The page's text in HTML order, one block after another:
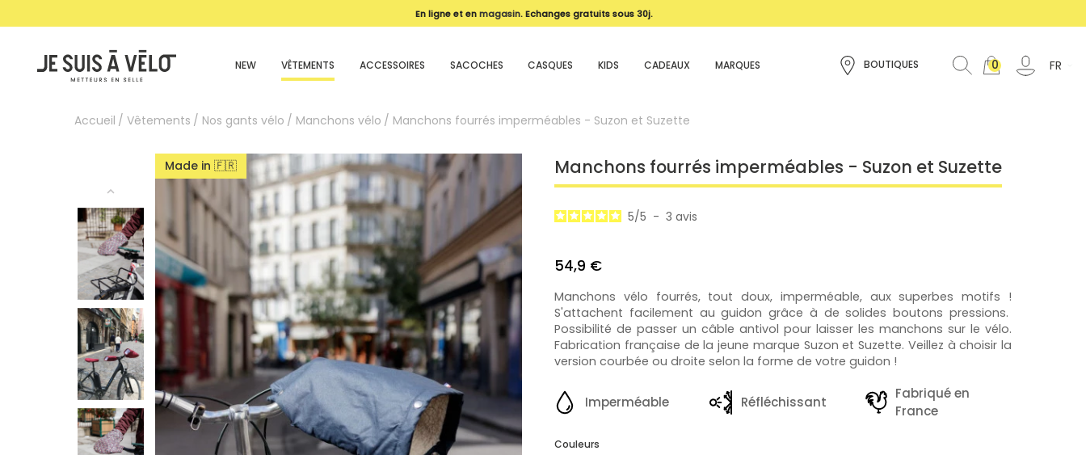
En ligne et enmagasin. Echanges gratuits sous 30j.
NEW VÊTEMENTS ACCESSOIRES SACOCHES CASQUES KIDS CADEAUX MARQUES BOUTIQUES 0 FR
Accueil Vêtements Nos gants vélo Manchons vélo Manchons fourrés imperméables - Suzon et Suzette
Made in 🇫🇷 Manchons fourrés imperméables - Suzon et Suzette
5/5 - 3 avis
54,9 €
Manchons vélo fourrés, tout doux, imperméable, aux superbes motifs !
S'attachent facilement au guidon grâce à de solides boutons pressions.
Possibilité de passer un câble antivol pour laisser les manchons sur le vélo.
Fabrication française de la jeune marque Suzon et Suzette. Veillez à choisir la
version courbée ou droite selon la forme de votre guidon !
Imperméable Réfléchissant
Fabriqué en
France
Couleurs